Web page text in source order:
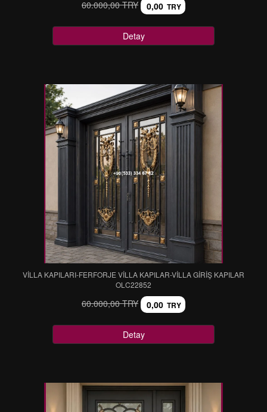
60.000,00 TRY 0,00 TRY
Detay
VİLLA KAPILARI-FERFORJE VİLLA KAPILAR-VİLLA GİRİŞ KAPILAR
OLC22852
60.000,00 TRY 0,00 TRY
Detay